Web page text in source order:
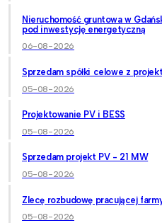
Nieruchomość gruntowa w
pod inwestycję energetyczną
06-08-2026
Sprzedam spółki celowe z
05-08-2026
Projektowanie PV i BESS
05-08-2026
Sprzedam projekt PV - 21 MW
05-08-2026
Zlecę rozbudowę pracującej
05-08-2026